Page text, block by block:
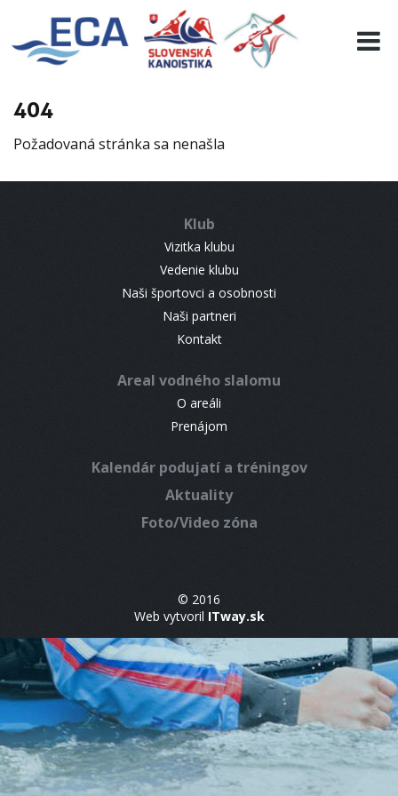
404
Požadovaná stránka sa nenašla
Klub
Vizitka klubu
Vedenie klubu
Naši športovci a osobnosti
Naši partneri
Kontakt
Areal vodného slalomu
O areáli
Prenájom
Kalendár podujatí a tréningov
Aktuality
Foto/Video zóna
© 2016
Web vytvoril ITway.sk
EURO 19
INFO
RESULTS
CONTACT